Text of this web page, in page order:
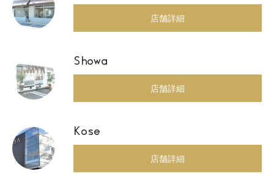
店舗詳細
Showa
店舗詳細
Kose
店舗詳細